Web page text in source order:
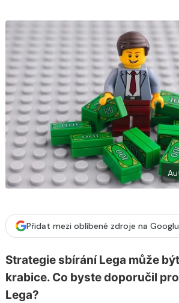
Přidat mezi oblíbené zdroje na Googlu
Strategie sbírání Lega může
krabice. Co byste doporučil
Lega?